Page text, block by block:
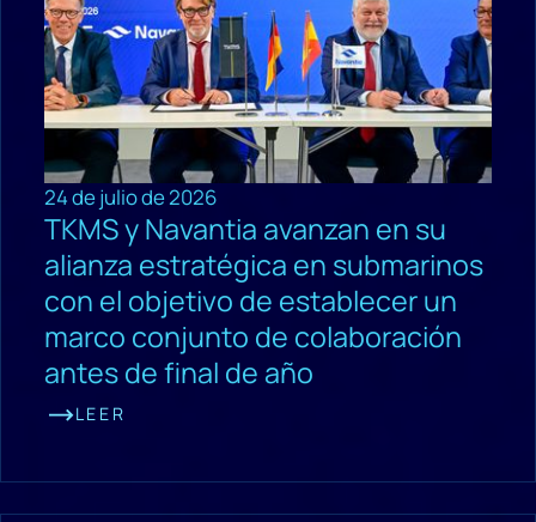
24 de julio de 2026
TKMS y Navantia avanzan en su
alianza estratégica en submarinos
con el objetivo de establecer un
marco conjunto de colaboración
antes de final de año
LEER